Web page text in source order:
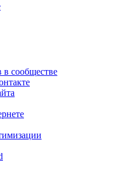
в сообществе